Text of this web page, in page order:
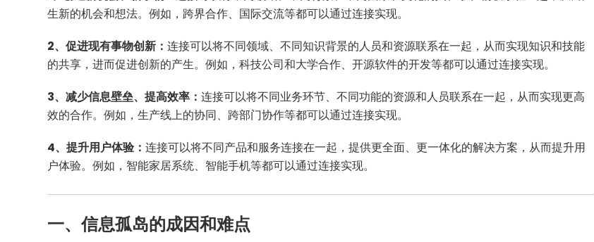
生新的机会和想法。例如，跨界合作、国际交流等都可以通过连接实现。
2、促进现有事物创新：连接可以将不同领域、不同知识背景的人员和资源联系在一起，从而实现知识和技能
的共享，进而促进创新的产生。例如，科技公司和大学合作、开源软件的开发等都可以通过连接实现。
3、减少信息壁垒、提高效率：连接可以将不同业务环节、不同功能的资源和人员联系在一起，从而实现更高
效的合作。例如，生产线上的协同、跨部门协作等都可以通过连接实现。
4、提升用户体验：连接可以将不同产品和服务连接在一起，提供更全面、更一体化的解决方案，从而提升用
户体验。例如，智能家居系统、智能手机等都可以通过连接实现。
一、信息孤岛的成因和难点